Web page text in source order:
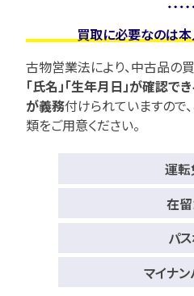
買取に必要なのは
古物営業法により、中古品の
「氏名」「生年月日」が確認
が義務付けられていますので、
類をご用意ください。
運
在
パ
マイナ